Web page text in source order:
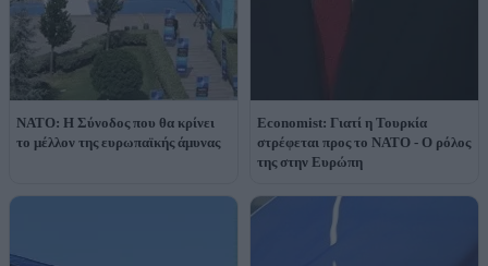
ΝΑΤΟ: Η Σύνοδος που θα κρίνει
το μέλλον της ευρωπαϊκής άμυνας
Economist: Γιατί η Τουρκία
στρέφεται προς το ΝΑΤΟ - Ο ρόλος
της στην Ευρώπη